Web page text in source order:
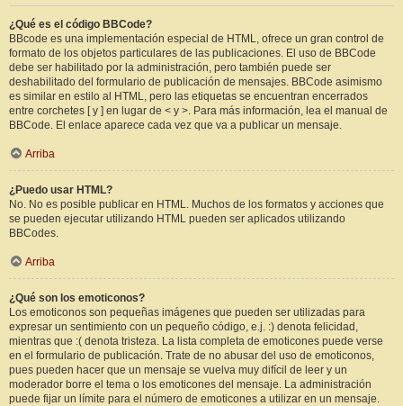
¿Qué es el código BBCode?
BBcode es una implementación especial de HTML, ofrece un gran control de
formato de los objetos particulares de las publicaciones. El uso de BBCode
debe ser habilitado por la administración, pero también puede ser
deshabilitado del formulario de publicación de mensajes. BBCode asimismo
es similar en estilo al HTML, pero las etiquetas se encuentran encerrados
entre corchetes [ y ] en lugar de < y >. Para más información, lea el manual de
BBCode. El enlace aparece cada vez que va a publicar un mensaje.
Arriba
¿Puedo usar HTML?
No. No es posible publicar en HTML. Muchos de los formatos y acciones que
se pueden ejecutar utilizando HTML pueden ser aplicados utilizando
BBCodes.
Arriba
¿Qué son los emoticonos?
Los emoticonos son pequeñas imágenes que pueden ser utilizadas para
expresar un sentimiento con un pequeño código, e.j. :) denota felicidad,
mientras que :( denota tristeza. La lista completa de emoticones puede verse
en el formulario de publicación. Trate de no abusar del uso de emoticonos,
pues pueden hacer que un mensaje se vuelva muy difícil de leer y un
moderador borre el tema o los emoticones del mensaje. La administración
puede fijar un límite para el número de emoticones a utilizar en un mensaje.